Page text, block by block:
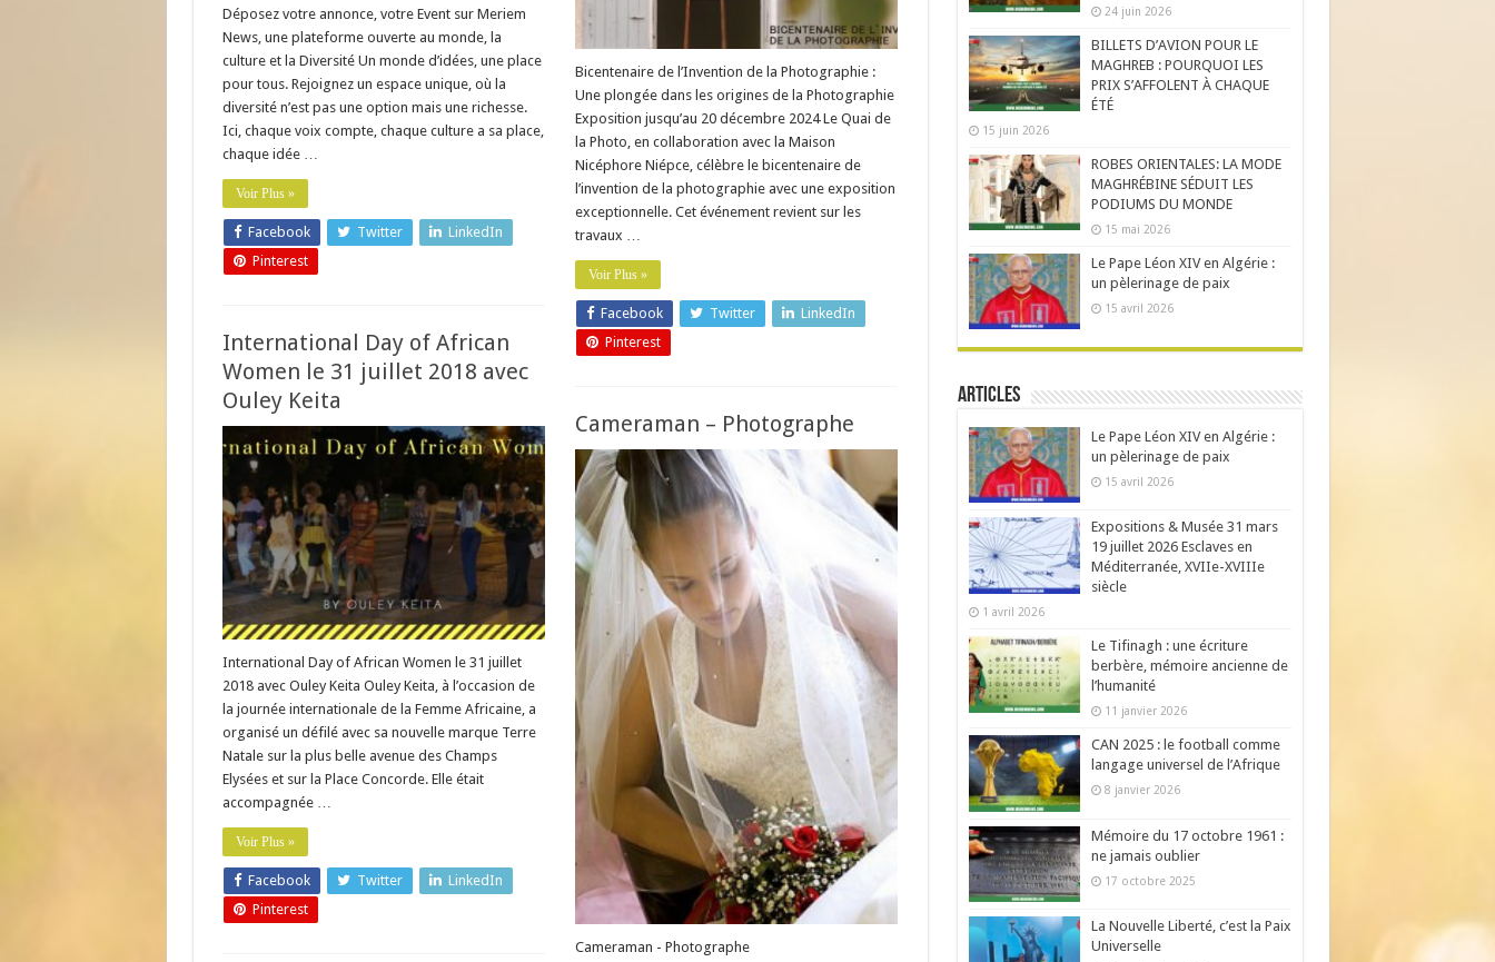
Déposez votre annonce, votre Event sur Meriem
News, une plateforme ouverte au monde, la
culture et la Diversité Un monde d’idées, une place
pour tous. Rejoignez un espace unique, où la
diversité n’est pas une option mais une richesse.
Ici, chaque voix compte, chaque culture a sa place,
chaque idée …
Voir Plus »
Facebook Twitter
LinkedIn
Pinterest
Bicentenaire de l’Invention de la Photographie :
Une plongée dans les origines de la Photographie
Exposition jusqu’au 20 décembre 2024 Le Quai de
la Photo, en collaboration avec la Maison
Nicéphore Niépce, célèbre le bicentenaire de
l’invention de la photographie avec une exposition
exceptionnelle. Cet événement revient sur les
travaux …
Voir Plus »
Facebook Twitter
LinkedIn
Pinterest
International Day of African
Women le 31 juillet 2018 avec
Ouley Keita
International Day of African Women le 31 juillet
2018 avec Ouley Keita Ouley Keita, à l’occasion de
la journée internationale de la Femme Africaine, a
organisé un défilé avec sa nouvelle marque Terre
Natale sur la plus belle avenue des Champs
Elysées et sur la Place Concorde. Elle était
accompagnée …
Voir Plus »
Facebook Twitter
LinkedIn
Pinterest
Cameraman – Photographe
Cameraman - Photographe
24 juin 2026
BILLETS D’AVION POUR LE
MAGHREB : POURQUOI LES
PRIX S’AFFOLENT À CHAQUE
ÉTÉ
15 juin 2026
ROBES ORIENTALES: LA MODE
MAGHRÉBINE SÉDUIT LES
PODIUMS DU MONDE
15 mai 2026
Le Pape Léon XIV en Algérie :
un pèlerinage de paix
15 avril 2026
Articles
Le Pape Léon XIV en Algérie :
un pèlerinage de paix
15 avril 2026
Expositions & Musée 31 mars
19 juillet 2026 Esclaves en
Méditerranée, XVIIe-XVIIIe
siècle
1 avril 2026
Le Tifinagh : une écriture
berbère, mémoire ancienne de
l’humanité
11 janvier 2026
CAN 2025 : le football comme
langage universel de l’Afrique
8 janvier 2026
Mémoire du 17 octobre 1961 :
ne jamais oublier
17 octobre 2025
La Nouvelle Liberté, c’est la Paix
Universelle